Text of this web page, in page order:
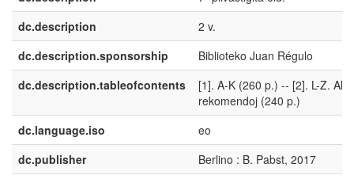
dc.description
2 v.
dc.description.sponsorship
Biblioteko Juan Régulo
dc.description.tableofcontents
[1]. A-K (260 p.) -- [2]. L-Z.
rekomendoj (240 p.)
dc.language.iso
eo
dc.publisher
Berlino : B. Pabst, 2017